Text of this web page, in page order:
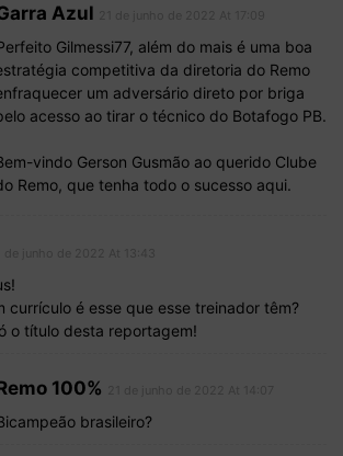
Azul
Gilmessi77, além do mais é uma boa
competitiva da diretoria do Remo
um adversário direto por briga
acesso ao tirar o técnico do Botafogo PB.
vindo Gerson Gusmão ao querido Clube
Remo, que tenha todo o sucesso aqui.
currículo é esse que esse treinador têm?
o título desta reportagem!
100%
brasileiro?